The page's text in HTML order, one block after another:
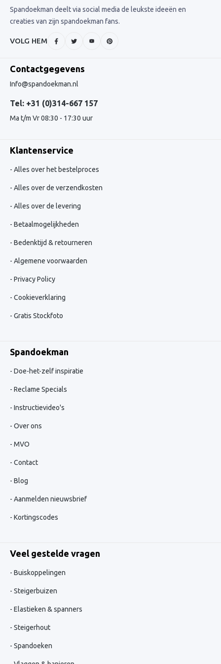
Spandoekman deelt via social media de leukste ideeën en
creaties van zijn spandoekman fans.
VOLG HEM
Contactgegevens
Info@spandoekman.nl
Tel: +31 (0)314-667 157
Ma t/m Vr 08:30 - 17:30 uur
Klantenservice
Alles over het bestelproces
Alles over de verzendkosten
Alles over de levering
Betaalmogelijkheden
Bedenktijd & retourneren
Algemene voorwaarden
Privacy Policy
Cookieverklaring
Gratis Stockfoto
Spandoekman
Doe-het-zelf inspiratie
Reclame Specials
Instructievideo's
Over ons
MVO
Contact
Blog
Aanmelden nieuwsbrief
Kortingscodes
Veel gestelde vragen
Buiskoppelingen
Steigerbuizen
Elastieken & spanners
Steigerhout
Spandoeken